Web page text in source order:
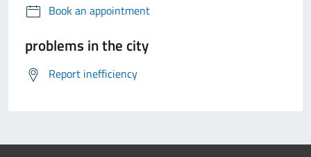
Book an appointment
problems in the city
Report inefficiency